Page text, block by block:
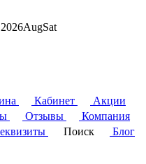
Кабинет
Акции
Отзывы
Компания
Поиск
Блог